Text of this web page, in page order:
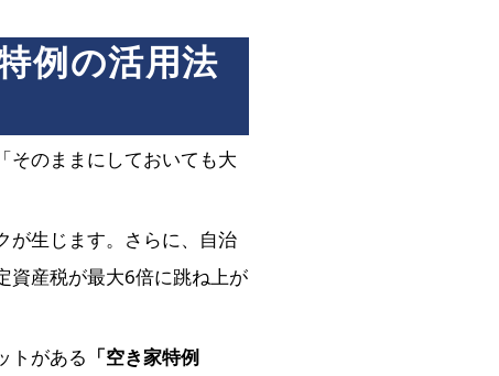
例の活用法
そのままにしておいても大
が生じます。さらに、自治
資産税が最大6倍に跳ね上が
トがある 「空き家特例